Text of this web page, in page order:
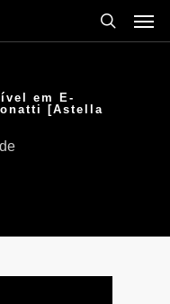
em E-
[Astella